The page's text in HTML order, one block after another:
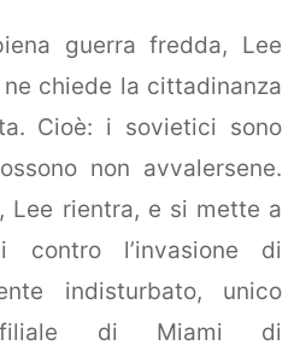
guerra fredda, Lee
chiede la cittadinanza
Cioè: i sovietici sono
non avvalersene.
Lee rientra, e si mette a
contro l’invasione di
indisturbato, unico
filiale di Miami di